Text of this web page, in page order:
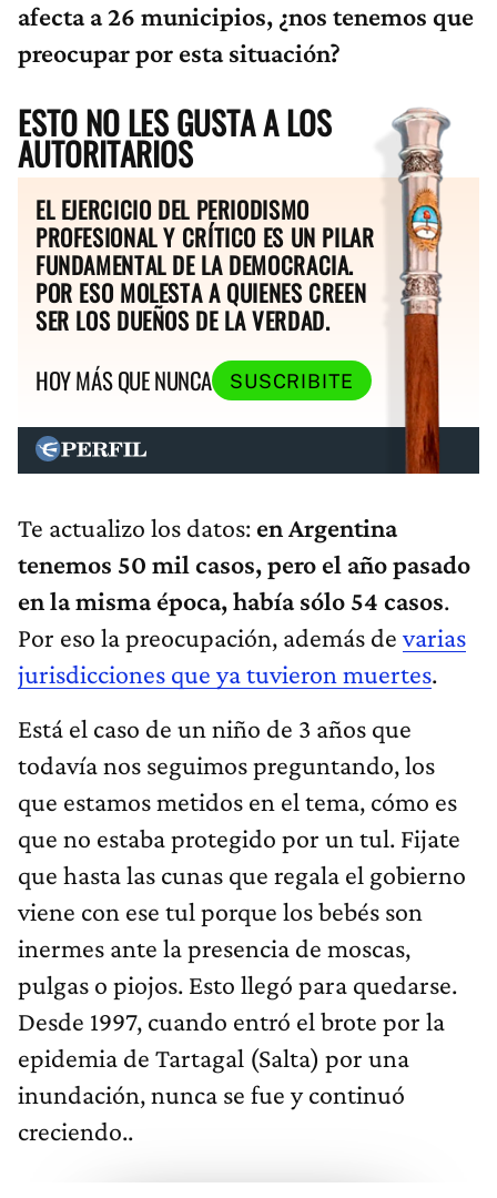
afecta a 26 municipios, ¿nos tenemos que
preocupar por esta situación?
ESTO NO LES GUSTA A LOS
AUTORITARIOS
EL EJERCICIO DEL PERIODISMO
PROFESIONAL Y CRÍTICO ES UN PILAR
FUNDAMENTAL DE LA DEMOCRACIA.
POR ESO MOLESTA A QUIENES CREEN
SER LOS DUEÑOS DE LA VERDAD.
HOY MÁS QUE NUNCA
SUSCRIBITE
Te actualizo los datos: en Argentina
tenemos 50 mil casos, pero el año pasado
en la misma época, había sólo 54 casos.
Por eso la preocupación, además de varias
jurisdicciones que ya tuvieron muertes.
Está el caso de un niño de 3 años que
todavía nos seguimos preguntando, los
que estamos metidos en el tema, cómo es
que no estaba protegido por un tul. Fijate
que hasta las cunas que regala el gobierno
viene con ese tul porque los bebés son
inermes ante la presencia de moscas,
pulgas o piojos. Esto llegó para quedarse.
Desde 1997, cuando entró el brote por la
epidemia de Tartagal (Salta) por una
inundación, nunca se fue y continuó
creciendo..